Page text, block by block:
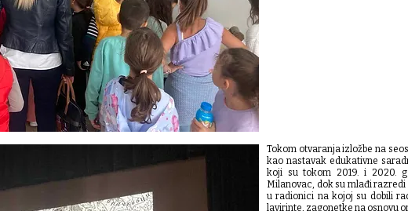
Tokom otvaranja izložbe na
kao nastavak edukativne
koji su tokom 2019. i 2020.
Milanovac, dok su mlađi
u radionici na kojoj su dobili
lavirinte, zagonetke na osnovu